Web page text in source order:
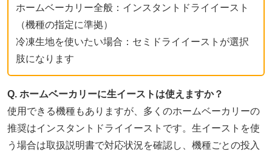
ホームベーカリー全般：インスタントドライイースト
（機種の指定に準拠）
冷凍生地を使いたい場合：セミドライイーストが選択
肢になります
Q. ホームベーカリーに生イーストは使えますか？
使用できる機種もありますが、多くのホームベーカリーの
推奨はインスタントドライイーストです。生イーストを使
う場合は取扱説明書で対応状況を確認し、機種ごとの投入